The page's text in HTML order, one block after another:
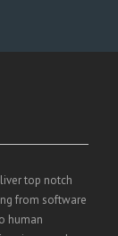
top notch
from software
human